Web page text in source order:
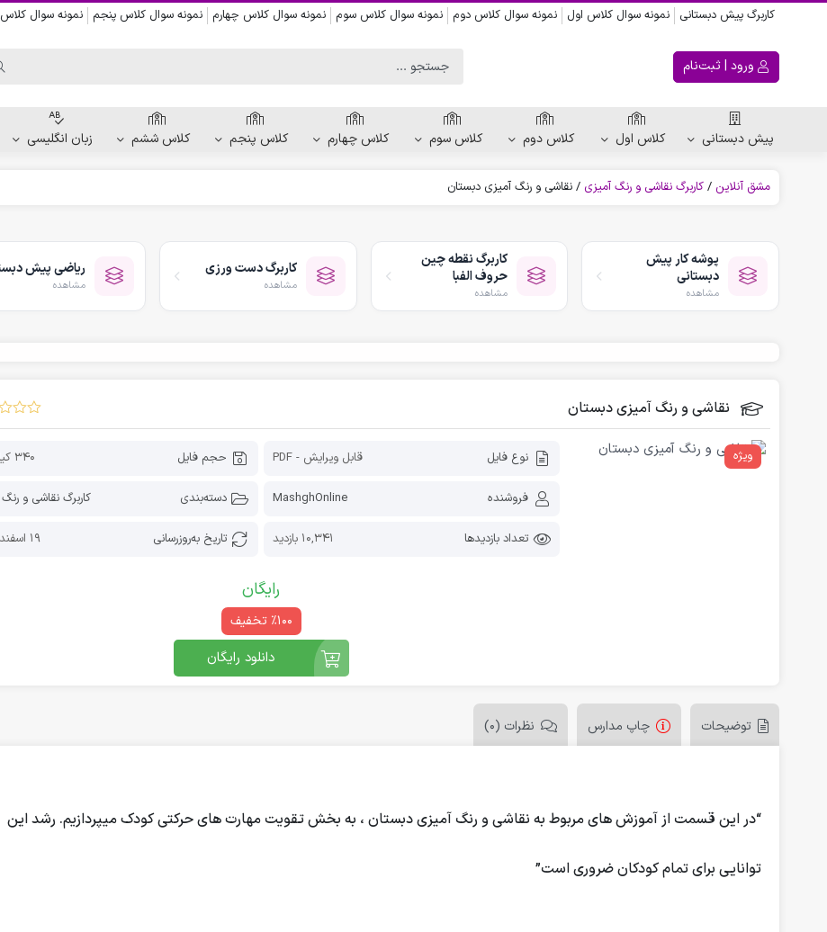
کاربرگ پیش دبستانی نمونه سوال کلاس اول نمونه سوال کلاس دوم نمونه سوال کلاس سوم نمونه سوال کلاس چهارم نمونه سوال کلاس پنجم نمونه سوال
ورود | ثبت‌نام
پیش دبستانی
کاربرگ تقارن ، قرینه
الگویابی پیش دبستانی
کاربرگ نقاشی و رنگ آمیزی
کاربرگ پیش از نوشتن
کاربرگ نقطه چین حروف الفبا
کتاب پیش دبستانی
فلش کارت آموزشی
دانلود رایگان کاربرگ پیش دبستانی
کلاس اول کلاس دوم کلاس سوم کلاس چهارم کلاس پنجم کلاس ششم زبان انگلیسی
مشق آنلاین /کاربرگ نقاشی و رنگ آمیزی /نقاشی و رنگ آمیزی دبستان
پوشه کار پیش
دبستانی
مشاهده
کاربرگ نقطه چین
حروف الفبا
مشاهده
کاربرگ دست ورزی
مشاهده
ریاضی پیش
مشاهده
نقاشی و رنگ آمیزی دبستان
ویژه نوع فایل قابل ویرایش - PDF حجم فایل 340 کیلوبایت
فروشنده MashghOnline دسته‌بندی کاربرگ نقاشی و
تعداد بازدیدها 10,341 بازدید تاریخ به‌روز‌رسانی 19 اسفند 1404
رایگان
٪100 تخفیف
دانلود رایگان
توضیحات چاپ مدارس نظرات (0)
“در این قسمت از آموزش های مربوط به نقاشی و رنگ آمیزی دبستان ، به بخش تقویت مهارت های حرکتی کودکمیپردازیم. رشد این
توانایی برای تمام کودکان ضروری است”